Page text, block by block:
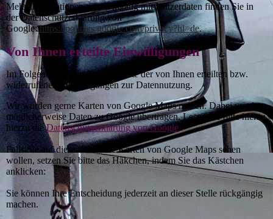
Mehr Informationen zum Umgang mit Nutzerdaten finden Sie in
der Datenschutzerklärung von
Google:https://policies.google.com/privacy?hl=de.
Von Ihnen erteilte Einwilligungen
Im Folgenden sehen Sie eine Liste der von Ihnen erteilten bzw.
widerrufenen Einwilligungen zur Datennutzung.
Wir würden gerne Karten von Google Maps nutzen. Dabei werden
möglicherweise Daten zu Google übertragen. Lesen Sie bitte hierzu
hierzu dieDatenschutzerklärung von Google
Falls Sie auf dieser Webseite Karten von Google Maps sehen
wollen, setzen Sie bitte das Häkchen, indem Sie das Kästchen
anklicken:
Sie können Ihre Entscheidung jederzeit an dieser Stelle rückgängig
machen.